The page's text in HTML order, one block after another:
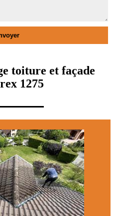
toiture et façade
1275